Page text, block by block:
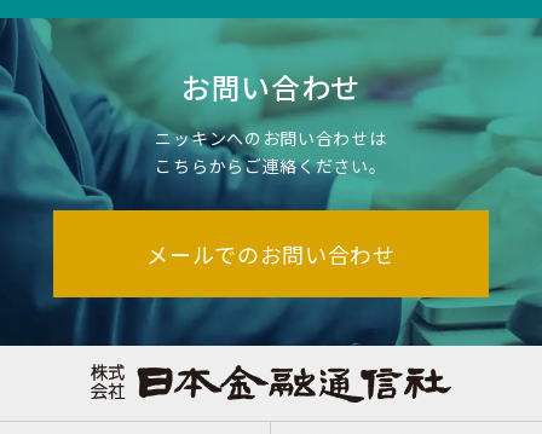
お問い合わせ
ニッキンへのお問い合わせは
こちらからご連絡ください。
メールでのお問い合わせ